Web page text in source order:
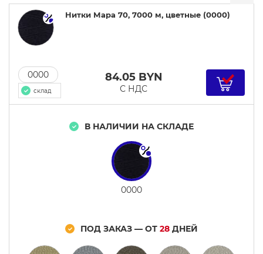
Нитки Мара 70, 7000 м, цветные (0000)
0000
склад
84.05 BYN
С НДС
В НАЛИЧИИ НА СКЛАДЕ
0000
ПОД ЗАКАЗ — ОТ 28 ДНЕЙ